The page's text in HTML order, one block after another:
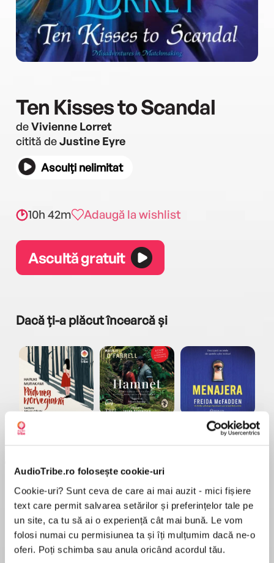
AudioTribe.ro folosește cookie-uri
Cookie-uri? Sunt ceva de care ai mai auzit - mici fișiere
text care permit salvarea setărilor și preferințelor tale pe
un site, ca tu să ai o experiență cât mai bună. Le vom
folosi numai cu permisiunea ta și îți mulțumim dacă ne-o
oferi. Poți schimba sau anula oricând acordul tău.
Ten Kisses to Scandal
deVivienne Lorret
citită deJustine Eyre
Asculți nelimitat
10h 42m Adaugă la wishlist
Ascultă gratuit
Dacă ți-a plăcut încearcă și
Pădurea norvegiană
Elita de Argint (Elita
de...
Dani Francis
Diavolul se îmbracă de
la...
Lauren Weisberger
Menajera
Freida McFadden
Migdală
Sohn Won-pyung